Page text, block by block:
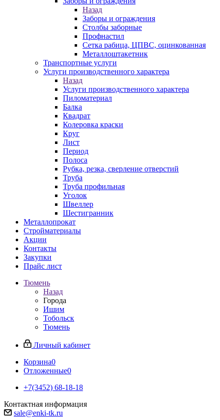
Назад
Заборы и ограждения
Столбы заборные
Профнастил
Сетка рабица, ЦПВС, оцинкованная
Металлоштакетник
Транспортные услуги
Услуги производственного характера
Назад
Услуги производственного характера
Пиломатериал
Балка
Квадрат
Колеровка краски
Круг
Лист
Период
Полоса
Рубка, резка, сверление отверстий
Труба
Труба профильная
Уголок
Швеллер
Шестигранник
Металлопрокат
Стройматериалы
Акции
Контакты
Закупки
Прайс лист
Тюмень
Назад
Города
Ишим
Тобольск
Тюмень
Личный кабинет
Корзина0
Отложенные0
+7(3452) 68-18-18
Контактная информация
sale@enki-tk.ru